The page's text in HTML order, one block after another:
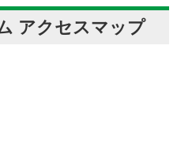
アクセスマップ